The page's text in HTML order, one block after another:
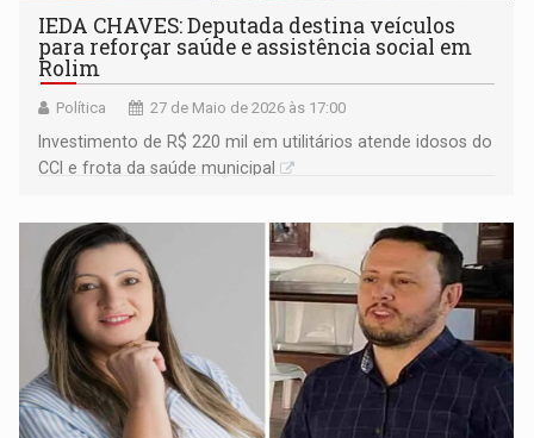
IEDA CHAVES: Deputada destina veículos
para reforçar saúde e assistência social em
Rolim
Política 27 de Maio de 2026 às 17:00
Investimento de R$ 220 mil em utilitários atende idosos do
CCI e frota da saúde municipal